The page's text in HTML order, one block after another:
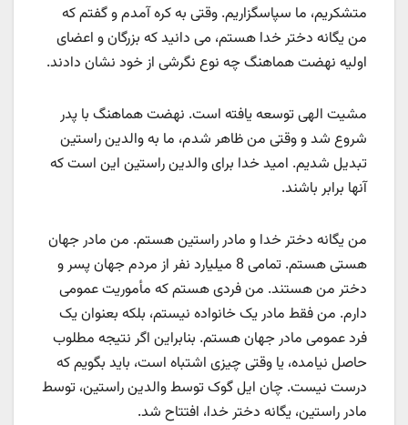
متشکریم، ما سپاسگزاریم. وقتی به کره آمدم و گفتم که
من یگانه دختر خدا هستم، می دانید که بزرگان و اعضای
اولیه نهضت هماهنگ چه نوع نگرشی از خود نشان دادند.
مشیت الهی توسعه یافته است. نهضت هماهنگ با پدر
شروع شد و وقتی من ظاهر شدم، ما به والدین راستین
تبدیل شدیم. امید خدا برای والدین راستین این است که
آنها برابر باشند.
من یگانه دختر خدا و مادر راستین هستم. من مادر جهان
هستی هستم. تمامی 8 میلیارد نفر از مردم جهان پسر و
دختر من هستند. من فردی هستم که مأموریت عمومی
دارم. من فقط مادر یک خانواده نیستم، بلکه بعنوان یک
فرد عمومی مادر جهان هستم. بنابراین اگر نتیجه مطلوب
حاصل نیامده، یا وقتی چیزی اشتباه است، باید بگویم که
درست نیست. چان ایل گوک توسط والدین راستین، توسط
مادر راستین، یگانه دختر خدا، افتتاح شد.